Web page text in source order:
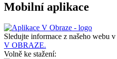
Mobilní aplikace
Sledujte informace z našeho webu v
V OBRAZE.
Volně ke stažení: